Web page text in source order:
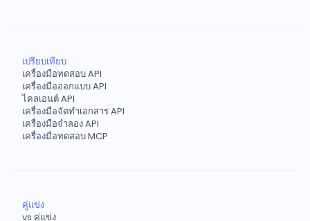
เปรียบเทียบ
เครื่องมือทดสอบ API
เครื่องมือออกแบบ API
ไคลเอนต์ API
เครื่องมือจัดทำเอกสาร API
เครื่องมือจำลอง API
เครื่องมือทดสอบ MCP
คู่แข่ง
vs คู่แข่ง